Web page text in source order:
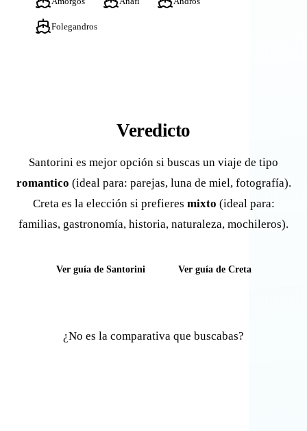
Folegandros
Veredicto
Santorini es mejor opción si buscas un viaje de tipo
romantico (ideal para: parejas, luna de miel, fotografía).
Creta es la elección si prefieres mixto (ideal para:
familias, gastronomía, historia, naturaleza, mochileros).
Ver guía de Santorini Ver guía de Creta
¿No es la comparativa que buscabas?